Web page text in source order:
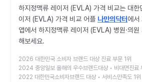
하지정맥류 레이저 (EVLA) 가격 비교는 대한
이저 (EVLA) 가격 비교 어플 나만의닥터에서
앱에서 하지정맥류 레이저 (EVLA) 병원·의
해보세요.
2026 대한민국 소비자 브랜드 대상 진료 부문 1위
2024 중앙일보 올해의 우수브랜드대상 • 비대면진료
2022 대한민국소비자브랜드 대상 • 서비스만족도 1위